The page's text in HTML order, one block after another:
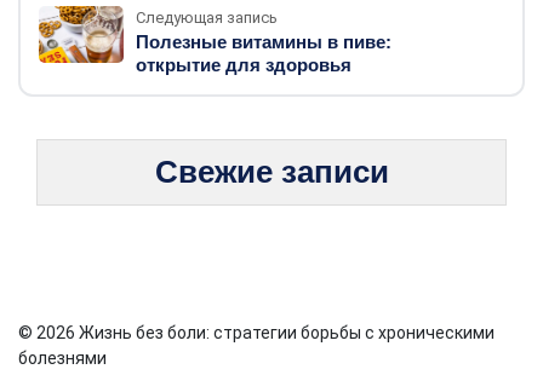
Следующая запись
Полезные витамины в пиве:
открытие для здоровья
Свежие записи
© 2026 Жизнь без боли: стратегии борьбы с хроническими
болезнями